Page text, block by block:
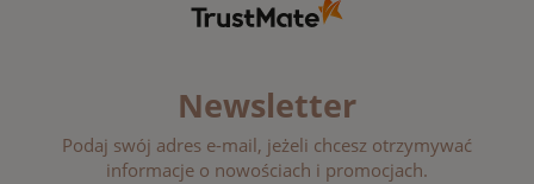
Newsletter
Podaj swój adres e-mail, jeżeli chcesz otrzymywać
informacje o nowościach i promocjach.